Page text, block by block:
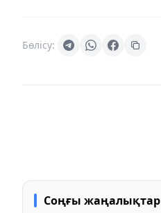
Бөлісу:
Соңғы жаңалықтар